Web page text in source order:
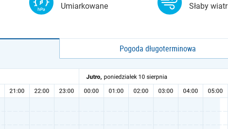
Umiarkowane Słaby wiatr
Pogoda długoterminowa